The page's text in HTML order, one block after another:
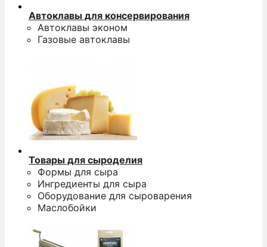
Автоклавы для консервирования
Автоклавы эконом
Газовые автоклавы
Товары для сыроделия
Формы для сыра
Ингредиенты для сыра
Оборудование для сыроварения
Маслобойки